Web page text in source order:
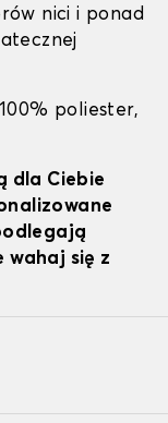
nici i ponad
poliester,
dla Ciebie
wahaj się z